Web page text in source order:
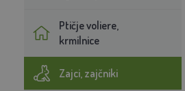
Ptičje voliere,
krmilnice
Zajci, zajčniki